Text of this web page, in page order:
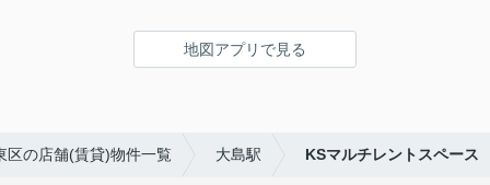
地図アプリで見る
区の店舗(賃貸)物件一覧 大島駅 KSマルチレントスペース